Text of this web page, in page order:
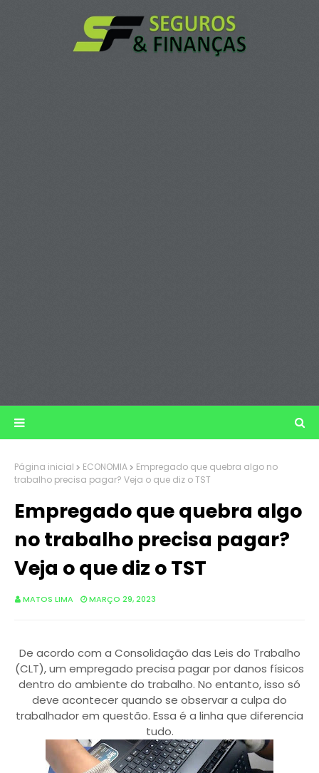
Página inicial ECONOMIA
Empregado que quebra algo no
trabalho precisa pagar? Veja o que diz o TST
Empregado que quebra algo
no trabalho precisa pagar?
Veja o que diz o TST
MATOS LIMA MARÇO 29, 2023
De acordo com a Consolidação das Leis do Trabalho
(CLT), um empregado precisa pagar por danos físicos
dentro do ambiente do trabalho. No entanto, isso só
deve acontecer quando se observar a culpa do
trabalhador em questão. Essa é a linha que diferencia
tudo.